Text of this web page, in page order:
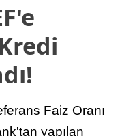
Faiz Oranı
yapılan